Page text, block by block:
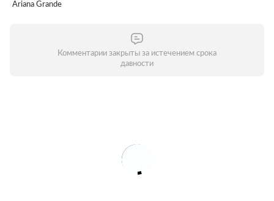
Ariana Grande
Комментарии закрыты за истечением срока
давности